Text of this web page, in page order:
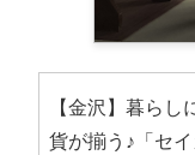
【金沢】暮ら
貨が揃う♪「セ